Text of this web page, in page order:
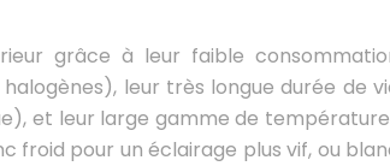
grâce à leur faible
leur très longue durée de
et leur large gamme de
froid pour un éclairage plus vif, ou